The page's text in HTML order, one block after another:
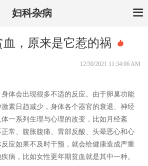
妇科杂病
，原来是它惹的祸
12/30/2021 11:34:06 AM
体会出现很多不适的反应。由于卵巢功能
素日趋减少，身体各个器官的衰退、神经
一系列生理与心理的改变，比如月经紊
常、腹胀腹痛、胃部反酸、头晕恶心和心
应如果不及时干预，就会给健康造成严重
病，比如女性更年期贫血就是其中一种。